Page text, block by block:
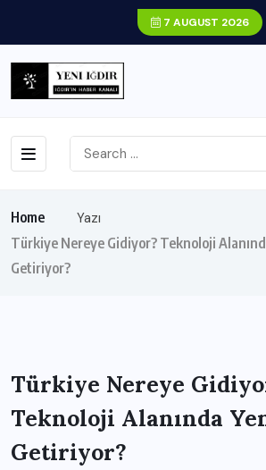
7 AUGUST 2026
Home
Yazı
Türkiye Nereye Gidiyor? Teknoloji
Getiriyor?
Türkiye Nereye
Teknoloji Alanında
Getiriyor?